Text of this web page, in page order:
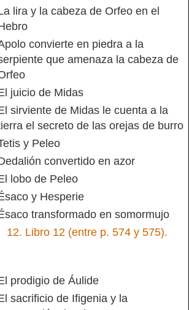
lira y la cabeza de Orfeo en el
convierte en piedra a la
que amenaza la cabeza de
juicio de Midas
sirviente de Midas le cuenta a la
el secreto de las orejas de burro
y Peleo
convertido en azor
lobo de Peleo
y Hesperie
transformado en somormujo
12. Libro 12 (entre p. 574 y 575).
prodigio de Áulide
sacrificio de Ifigenia y la